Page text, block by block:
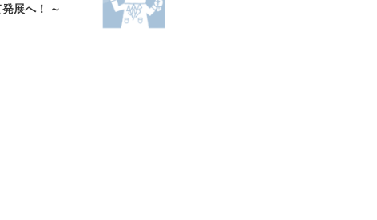
展へ！ ～